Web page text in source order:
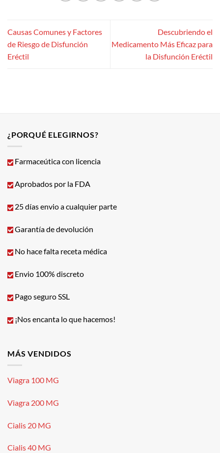
Causas Comunes y Factores
de Riesgo de Disfunción
Eréctil
Descubriendo el
Medicamento Más Eficaz para
la Disfunción Eréctil
¿PORQUÉ ELEGIRNOS?
Farmaceútica con licencia
Aprobados por la FDA
25 días envio a cualquier parte
Garantía de devolución
No hace falta receta médica
Envio 100% discreto
Pago seguro SSL
¡Nos encanta lo que hacemos!
MÁS VENDIDOS
Viagra 100 MG
Viagra 200 MG
Cialis 20 MG
Cialis 40 MG